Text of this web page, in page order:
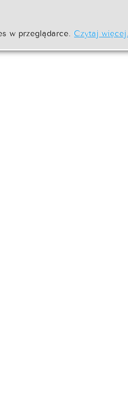
w przeglądarce.Czytaj więcej...